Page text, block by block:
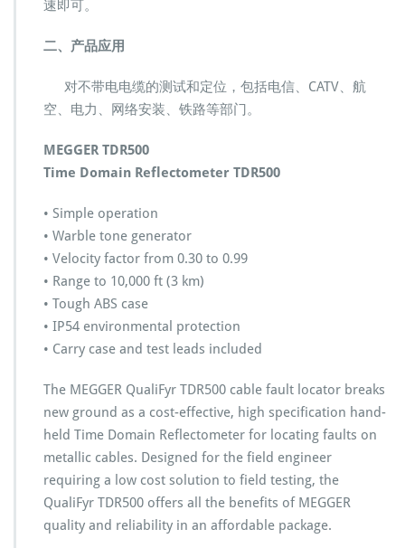
报
价
格
测
反
射
计
速即可。
二、产品应用
对不带电电缆的测试和定位，包括电信、CATV、航
空、电力、网络安装、铁路等部门。
MEGGER TDR500
Time Domain Reflectometer TDR500
• Simple operation
• Warble tone generator
• Velocity factor from 0.30 to 0.99
• Range to 10,000 ft (3 km)
• Tough ABS case
• IP54 environmental protection
• Carry case and test leads included
The MEGGER QualiFyr TDR500 cable fault locator breaks
new ground as a cost-effective, high specification hand-
held Time Domain Reflectometer for locating faults on
metallic cables. Designed for the field engineer
requiring a low cost solution to field testing, the
QualiFyr TDR500 offers all the benefits of MEGGER
quality and reliability in an affordable package.